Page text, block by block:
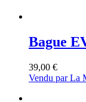
Bague
39,00 €
Vendu par La